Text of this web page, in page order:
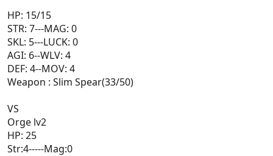
HP: 15/15
STR: 7---MAG: 0
SKL: 5---LUCK: 0
AGI: 6--WLV: 4
DEF: 4--MOV: 4
Weapon : Slim Spear(33/50)
VS
Orge lv2
HP: 25
Str:4-----Mag:0